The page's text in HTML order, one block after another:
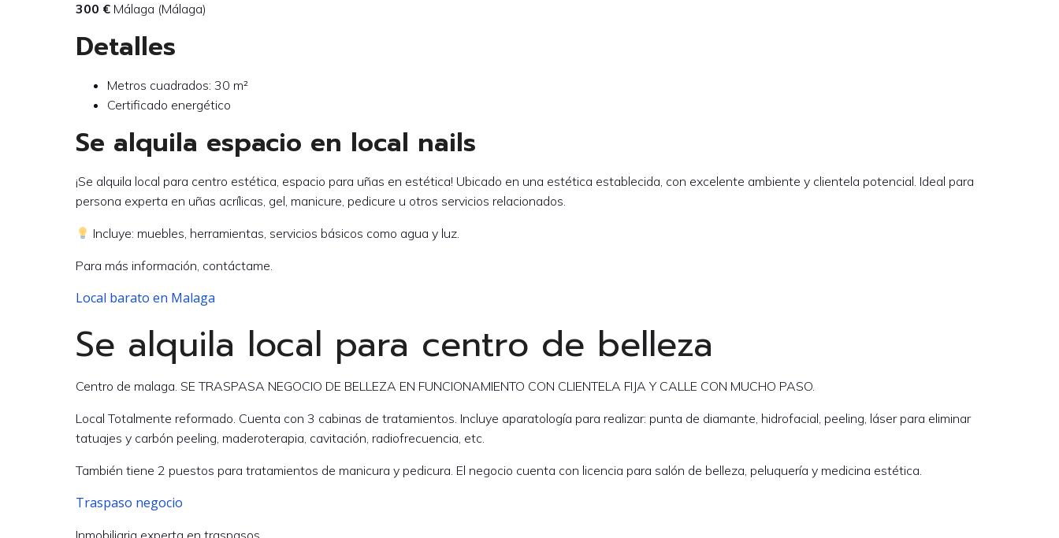
300 € Málaga (Málaga)
Detalles
Metros cuadrados: 30 m²
Certificado energético
Se alquila espacio en local nails
¡Se alquila local para centro estética, espacio para uñas en estética! Ubicado en una estética establecida, con excelente ambiente y clientela potencial. Ideal para
persona experta en uñas acrílicas, gel, manicure, pedicure u otros servicios relacionados.
Incluye: muebles, herramientas, servicios básicos como agua y luz.
Para más información, contáctame.
Local barato en Malaga
Se alquila local para centro de belleza
Centro de malaga. SE TRASPASA NEGOCIO DE BELLEZA EN FUNCIONAMIENTO CON CLIENTELA FIJA Y CALLE CON MUCHO PASO.
Local Totalmente reformado. Cuenta con 3 cabinas de tratamientos. Incluye aparatología para realizar: punta de diamante, hidrofacial, peeling, láser para eliminar
tatuajes y carbón peeling, maderoterapia, cavitación, radiofrecuencia, etc.
También tiene 2 puestos para tratamientos de manicura y pedicura. El negocio cuenta con licencia para salón de belleza, peluquería y medicina estética.
Traspaso negocio
Inmobiliaria experta en traspasos